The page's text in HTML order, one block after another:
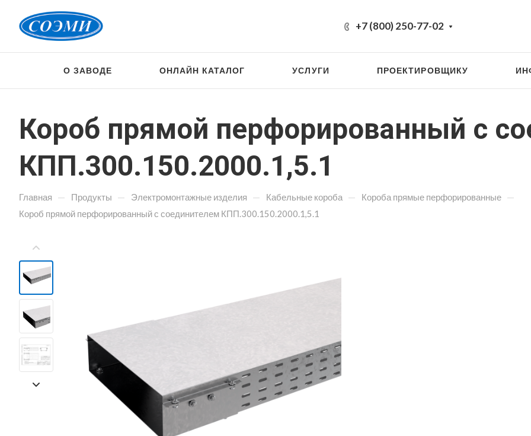
+7 (800) 250-77-02
О ЗАВОДЕ ОНЛАЙН КАТАЛОГ УСЛУГИ ПРОЕКТИРОВЩИКУ
Короб прямой перфорированный с
КПП.300.150.2000.1,5.1
Главная — Продукты — Электромонтажные изделия — Кабельные короба — Короба прямые перфорированные —
Короб прямой перфорированный с соединителем КПП.300.150.2000.1,5.1